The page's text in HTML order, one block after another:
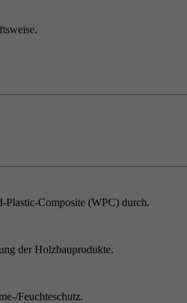
Composite (WPC) durch.
der Holzbauprodukte.
Feuchteschutz.